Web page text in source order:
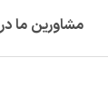
مشاورین ما